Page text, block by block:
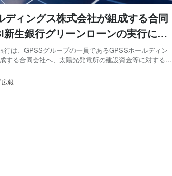
ディングス株式会社が組成する合同
生銀行グリーンローンの実行につ
行は、GPSSグループの一員であるGPSSホールディン
する合同会社へ、太陽光発電所の建設資金等に対する貸
日に「新生グリーンローン」として実行いたしました。
事をご覧く...
広報